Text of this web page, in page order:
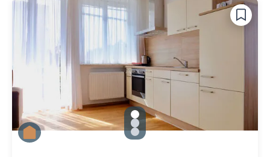
gallery.slide_selector
Zu Slide 1 wechseln
Zu Slide 2 wechseln
Zu Slide 3 wechseln